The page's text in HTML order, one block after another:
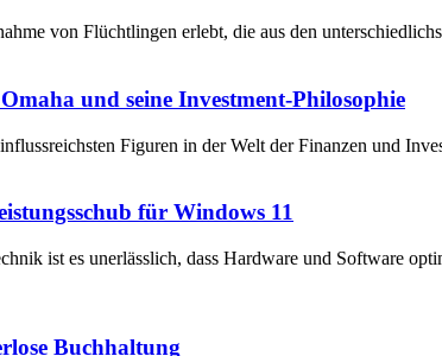
von Flüchtlingen erlebt, die aus den
und seine Investment-Philosophie
Figuren in der Welt der Finanzen und
für Windows 11
ist es unerlässlich, dass Hardware und Software
Buchhaltung